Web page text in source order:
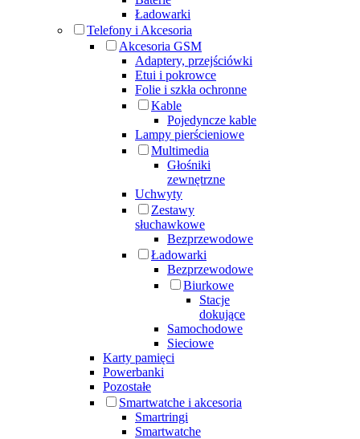
Ładowarki
Telefony i Akcesoria
Akcesoria GSM
Adaptery, przejściówki
Etui i pokrowce
Folie i szkła ochronne
Kable
Pojedyncze kable
Lampy pierścieniowe
Multimedia
Głośniki
zewnętrzne
Uchwyty
Zestawy
słuchawkowe
Bezprzewodowe
Ładowarki
Bezprzewodowe
Biurkowe
Stacje
dokujące
Samochodowe
Sieciowe
Karty pamięci
Powerbanki
Pozostałe
Smartwatche i akcesoria
Smartringi
Smartwatche